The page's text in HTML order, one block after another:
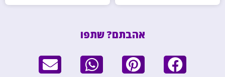
אהבתם? שתפו